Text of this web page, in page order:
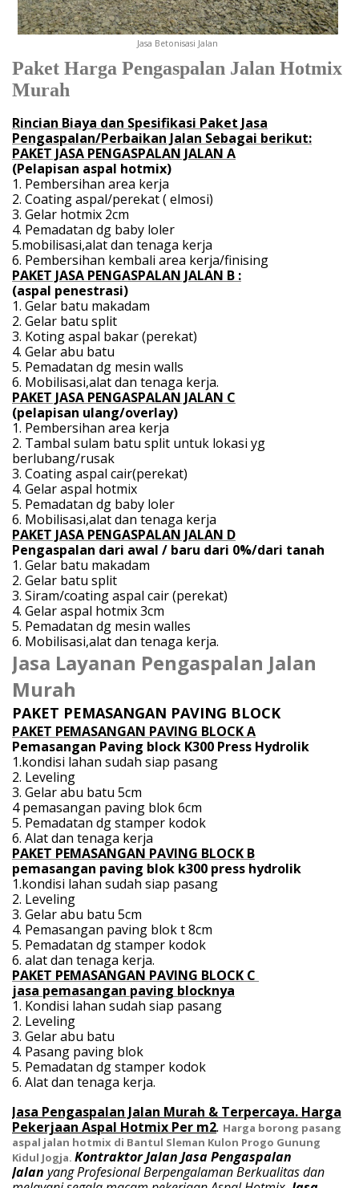
Jasa Betonisasi Jalan
Paket Harga Pengaspalan Jalan Hotmix
Murah
Rincian Biaya dan Spesifikasi Paket Jasa
Pengaspalan/Perbaikan Jalan Sebagai berikut:
PAKET JASA PENGASPALAN JALAN A
(Pelapisan aspal hotmix)
1. Pembersihan area kerja
2. Coating aspal/perekat ( elmosi)
3. Gelar hotmix 2cm
4. Pemadatan dg baby loler
5.mobilisasi,alat dan tenaga kerja
6. Pembersihan kembali area kerja/finising
PAKET JASA PENGASPALAN JALAN B :
(aspal penestrasi)
1. Gelar batu makadam
2. Gelar batu split
3. Koting aspal bakar (perekat)
4. Gelar abu batu
5. Pemadatan dg mesin walls
6. Mobilisasi,alat dan tenaga kerja.
PAKET JASA PENGASPALAN JALAN C
(pelapisan ulang/overlay)
1. Pembersihan area kerja
2. Tambal sulam batu split untuk lokasi yg
berlubang/rusak
3. Coating aspal cair(perekat)
4. Gelar aspal hotmix
5. Pemadatan dg baby loler
6. Mobilisasi,alat dan tenaga kerja
PAKET JASA PENGASPALAN JALAN D
Pengaspalan dari awal / baru dari 0%/dari tanah
1. Gelar batu makadam
2. Gelar batu split
3. Siram/coating aspal cair (perekat)
4. Gelar aspal hotmix 3cm
5. Pemadatan dg mesin walles
6. Mobilisasi,alat dan tenaga kerja.
Jasa Layanan Pengaspalan Jalan
Murah
PAKET PEMASANGAN PAVING BLOCK
PAKET PEMASANGAN PAVING BLOCK A
Pemasangan Paving block K300 Press Hydrolik
1.kondisi lahan sudah siap pasang
2. Leveling
3. Gelar abu batu 5cm
4 pemasangan paving blok 6cm
5. Pemadatan dg stamper kodok
6. Alat dan tenaga kerja
PAKET PEMASANGAN PAVING BLOCK B
pemasangan paving blok k300 press hydrolik
1.kondisi lahan sudah siap pasang
2. Leveling
3. Gelar abu batu 5cm
4. Pemasangan paving blok t 8cm
5. Pemadatan dg stamper kodok
6. alat dan tenaga kerja.
PAKET PEMASANGAN PAVING BLOCK C
jasa pemasangan paving blocknya
1. Kondisi lahan sudah siap pasang
2. Leveling
3. Gelar abu batu
4. Pasang paving blok
5. Pemadatan dg stamper kodok
6. Alat dan tenaga kerja.
Jasa Pengaspalan Jalan Murah & Terpercaya. Harga
Pekerjaan Aspal Hotmix Per m2. Harga borong pasang
aspal jalan hotmix di Bantul Sleman Kulon Progo Gunung
Kidul Jogja. Kontraktor Jalan Jasa Pengaspalan
Jalan yang Profesional Berpengalaman Berkualitas dan